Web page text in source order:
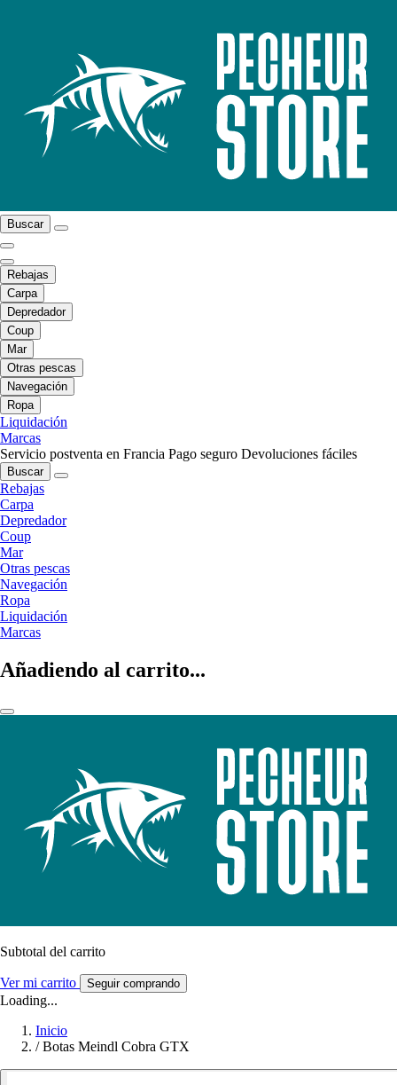
Buscar
Rebajas
Carpa
Depredador
Coup
Mar
Otras pescas
Navegación
Ropa
Liquidación
Marcas
Servicio postventa en Francia Pago seguro Devoluciones fáciles
Buscar
Rebajas
Carpa
Depredador
Coup
Mar
Otras pescas
Navegación
Ropa
Liquidación
Marcas
Añadiendo al carrito...
Subtotal del carrito
Ver mi carrito Seguir comprando
Loading...
Inicio
/ Botas Meindl Cobra GTX